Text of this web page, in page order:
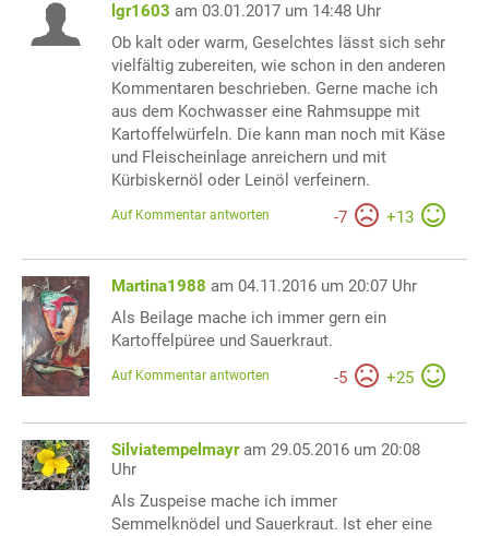
lgr1603 am 03.01.2017 um 14:48 Uhr
Ob kalt oder warm, Geselchtes lässt sich sehr
vielfältig zubereiten, wie schon in den anderen
Kommentaren beschrieben. Gerne mache ich
aus dem Kochwasser eine Rahmsuppe mit
Kartoffelwürfeln. Die kann man noch mit Käse
und Fleischeinlage anreichern und mit
Kürbiskernöl oder Leinöl verfeinern.
-7 +13
Auf Kommentar antworten
Martina1988 am 04.11.2016 um 20:07 Uhr
Als Beilage mache ich immer gern ein
Kartoffelpüree und Sauerkraut.
-5 +25
Auf Kommentar antworten
Silviatempelmayr am 29.05.2016 um 20:08
Uhr
Als Zuspeise mache ich immer
Semmelknödel und Sauerkraut. Ist eher eine